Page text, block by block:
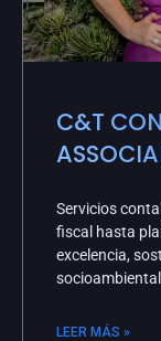
C&T
Servicios
fiscal hasta
excelencia,
LEER MÁS »